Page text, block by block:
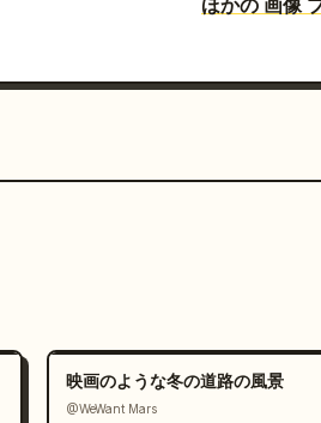
ほかの 画像
映画のような冬の道路の風景
@WeWant Mars